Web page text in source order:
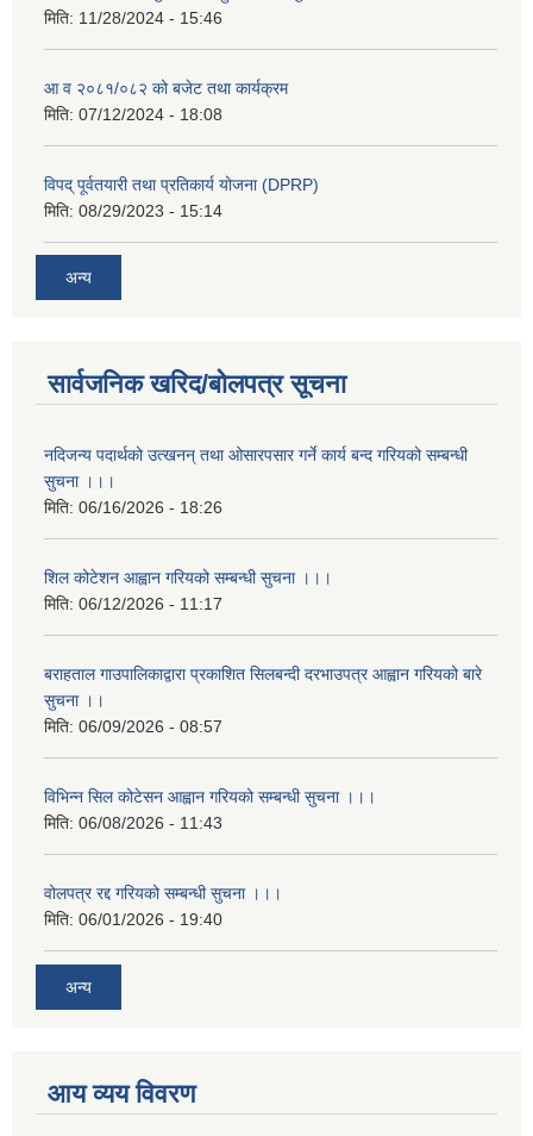
मिति: 11/28/2024 - 15:46
आ व २०८१/०८२ को बजेट तथा कार्यक्रम
मिति: 07/12/2024 - 18:08
विपद् पूर्वतयारी तथा प्रतिकार्य योजना (DPRP)
मिति: 08/29/2023 - 15:14
अन्य
सार्वजनिक खरिद/बोलपत्र सूचना
नदिजन्य पदार्थको उत्खनन् तथा ओसारपसार गर्ने कार्य बन्द गरियको सम्बन्धी
सुचना ।।।
मिति: 06/16/2026 - 18:26
शिल कोटेशन आह्वान गरियको सम्बन्धी सुचना ।।।
मिति: 06/12/2026 - 11:17
बराहताल गाउपालिकाद्वारा प्रकाशित सिलबन्दी दरभाउपत्र आह्वान गरियको बारे
सुचना ।।
मिति: 06/09/2026 - 08:57
विभिन्न सिल कोटेसन आह्वान गरियको सम्बन्धी सुचना ।।।
मिति: 06/08/2026 - 11:43
वोलपत्र रद्द गरियको सम्बन्धी सुचना ।।।
मिति: 06/01/2026 - 19:40
अन्य
आय व्यय विवरण